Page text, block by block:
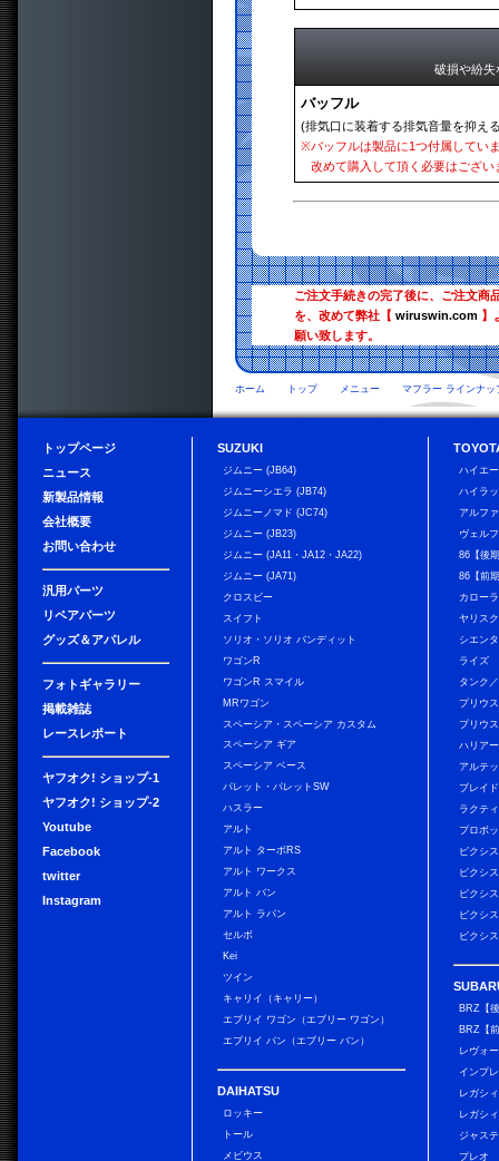
破損や紛失
バッフル
(排気口に装着する排気音量を抑え
※バッフルは製品に1つ付属してい
改めて購入して頂く必要はござい
ご注文手続きの完了後に、ご注文商
を、改めて弊社【 wiruswin.com】
願い致します。
ホーム トップ メニュー マフラー ラインナッ
トップページ
ニュース
新製品情報
会社概要
お問い合わせ
汎用パーツ
リペアパーツ
グッズ＆アパレル
フォトギャラリー
掲載雑誌
レースレポート
ヤフオク! ショップ-1
ヤフオク! ショップ-2
Youtube
Facebook
twitter
Instagram
SUZUKI
ジムニー (JB64)
ジムニーシエラ (JB74)
ジムニーノマド (JC74)
ジムニー (JB23)
ジムニー (JA11・JA12・JA22)
ジムニー (JA71)
クロスビー
スイフト
ソリオ・ソリオ バンディット
ワゴンR
ワゴンR スマイル
MRワゴン
スペーシア・スペーシア カスタム
スペーシア ギア
スペーシア ベース
パレット・パレットSW
ハスラー
アルト
アルト ターボRS
アルト ワークス
アルト バン
アルト ラパン
セルボ
Kei
ツイン
キャリイ（キャリー）
エブリイ ワゴン（エブリー ワゴン）
エブリイ バン（エブリー バン）
DAIHATSU
ロッキー
トール
メビウス
ハイエ
ハイラ
アルフ
ヴェル
86【後
86【前
カロー
ヤリス
シエンタ
ライズ
タンク
プリウス
プリウ
ハリアー
アルテ
ブレイド
ラクテ
プロボ
ピクシ
ピクシ
ピクシ
ピクシ
ピクシ
BRZ【
BRZ【
レヴォ
インプ
レガシ
レガシ
ジャス
プレオ